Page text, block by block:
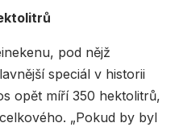
pod nějž
speciál v historii
opět míří 350 hektolitrů,
„Pokud by byl